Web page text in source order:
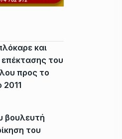
και
του
προς το
2011
βουλευτή
του